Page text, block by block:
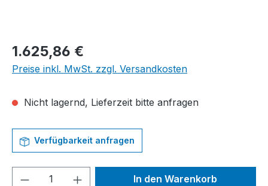
Regulärer Preis:
1.625,86 €
Preise inkl. MwSt. zzgl. Versandkosten
Nicht lagernd, Lieferzeit bitte anfragen
Verfügbarkeit anfragen
Produkt Anzahl: Gib denIn den Warenkorb